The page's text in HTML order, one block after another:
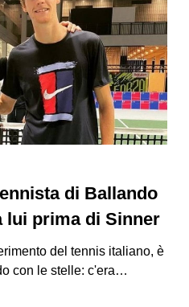
di Ballando
lui prima di Sinner
del tennis italiano, è
con le stelle: c'era…